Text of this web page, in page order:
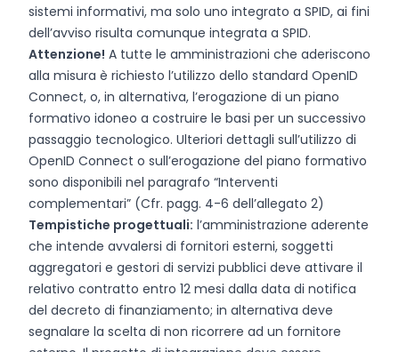
sistemi informativi, ma solo uno integrato a SPID, ai fini
dell’avviso risulta comunque integrata a SPID.
Attenzione! A tutte le amministrazioni che aderiscono
alla misura è richiesto l’utilizzo dello standard OpenID
Connect, o, in alternativa, l’erogazione di un piano
formativo idoneo a costruire le basi per un successivo
passaggio tecnologico. Ulteriori dettagli sull’utilizzo di
OpenID Connect o sull’erogazione del piano formativo
sono disponibili nel paragrafo “Interventi
complementari” (Cfr. pagg. 4-6 dell’allegato 2)
Tempistiche progettuali: l’amministrazione aderente
che intende avvalersi di fornitori esterni, soggetti
aggregatori e gestori di servizi pubblici deve attivare il
relativo contratto entro 12 mesi dalla data di notifica
del decreto di finanziamento; in alternativa deve
segnalare la scelta di non ricorrere ad un fornitore